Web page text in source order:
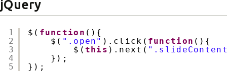
jQuery
1
2
3
4
5
$( function (){
$( ".open" ).click( function (){
$( this ).next(
});
});